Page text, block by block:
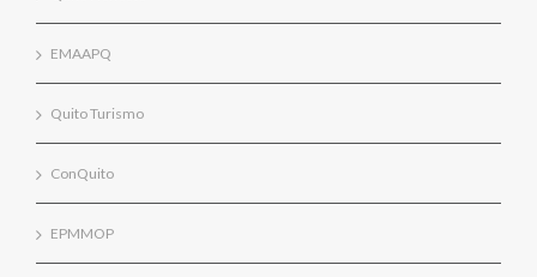
EMAAPQ
Quito Turismo
ConQuito
EPMMOP